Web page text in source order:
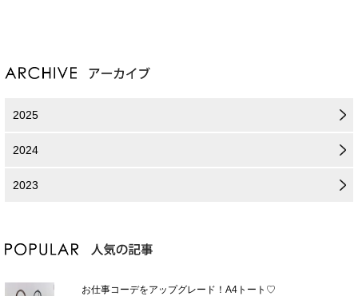
2025
2024
2023
お仕事コーデをアップグレード！A4トート♡